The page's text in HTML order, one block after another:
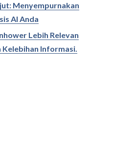
Menyempurnakan
AI Anda
Lebih Relevan
Kelebihan Informasi.